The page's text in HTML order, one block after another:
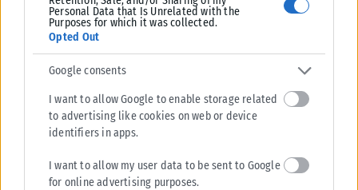
Personal Data that Is Unrelated with the
Purposes for which it was collected.
Opted Out
Google consents
I want to allow Google to enable storage related
to advertising like cookies on web or device
identifiers in apps.
I want to allow my user data to be sent to Google
for online advertising purposes.